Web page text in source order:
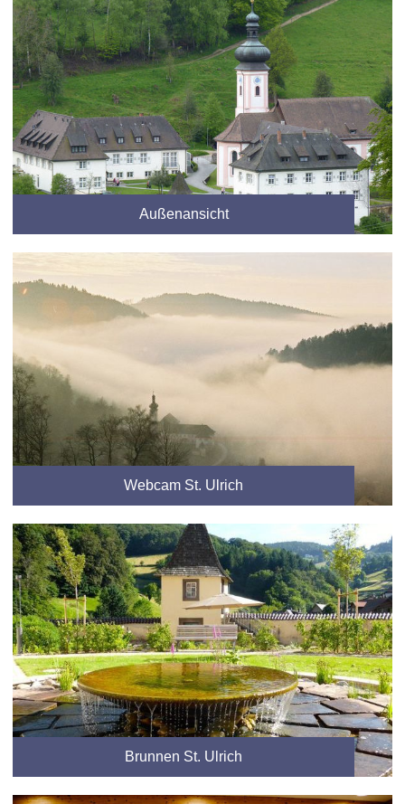
Außenansicht
Webcam St. Ulrich
Brunnen St. Ulrich